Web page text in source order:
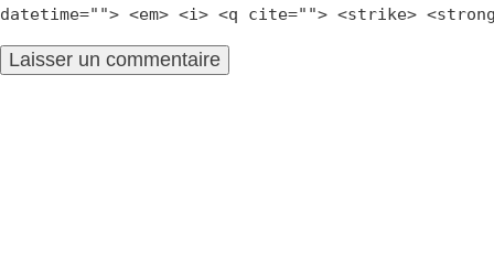
datetime=""> <em> <i> <q cite=""> <strike>